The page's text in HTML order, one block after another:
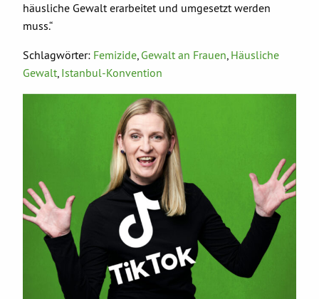
häusliche Gewalt erarbeitet und umgesetzt werden
muss.“
Schlagwörter: Femizide, Gewalt an Frauen, Häusliche
Gewalt, Istanbul-Konvention